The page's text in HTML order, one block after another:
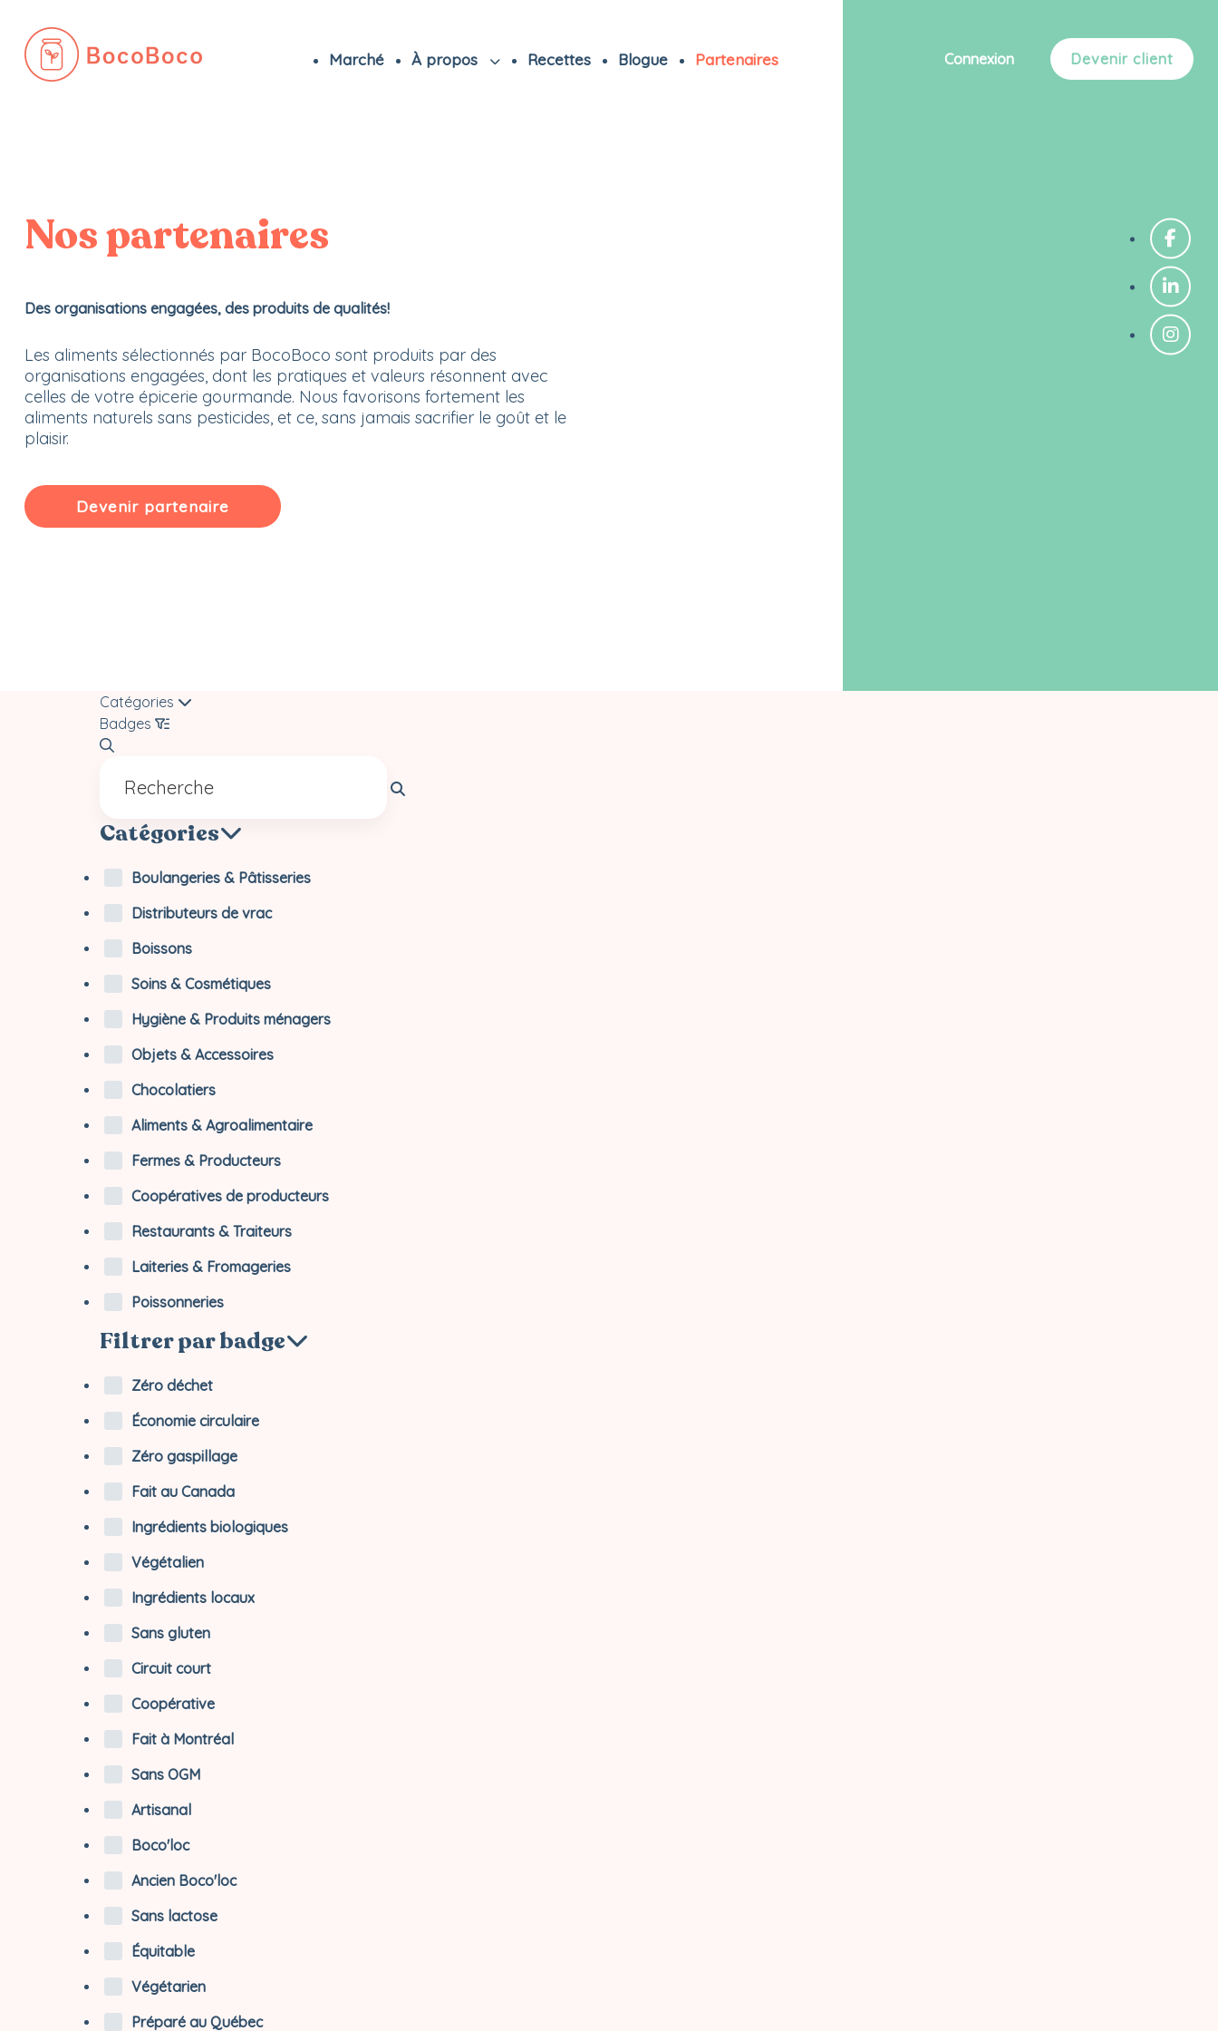
Marché À propos Recettes Blogue Partenaires Connexion Devenir client
Nos partenaires
Des organisations engagées, des produits de qualités!
Les aliments sélectionnés par BocoBoco sont produits par des
organisations engagées, dont les pratiques et valeurs résonnent avec
celles de votre épicerie gourmande. Nous favorisons fortement les
aliments naturels sans pesticides, et ce, sans jamais sacrifier le goût et le
plaisir.
Devenir partenaire
Catégories
Badges
Catégories
Boulangeries & Pâtisseries
Distributeurs de vrac
Boissons
Soins & Cosmétiques
Hygiène & Produits ménagers
Objets & Accessoires
Chocolatiers
Aliments & Agroalimentaire
Fermes & Producteurs
Coopératives de producteurs
Restaurants & Traiteurs
Laiteries & Fromageries
Poissonneries
Filtrer par badge
Zéro déchet
Économie circulaire
Zéro gaspillage
Fait au Canada
Ingrédients biologiques
Végétalien
Ingrédients locaux
Sans gluten
Circuit court
Coopérative
Fait à Montréal
Sans OGM
Artisanal
Boco'loc
Ancien Boco'loc
Sans lactose
Équitable
Végétarien
Préparé au Québec